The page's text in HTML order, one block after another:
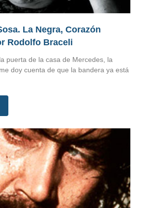
La Negra, Corazón
Rodolfo Braceli
puerta de la casa de Mercedes, la
doy cuenta de que la bandera ya está